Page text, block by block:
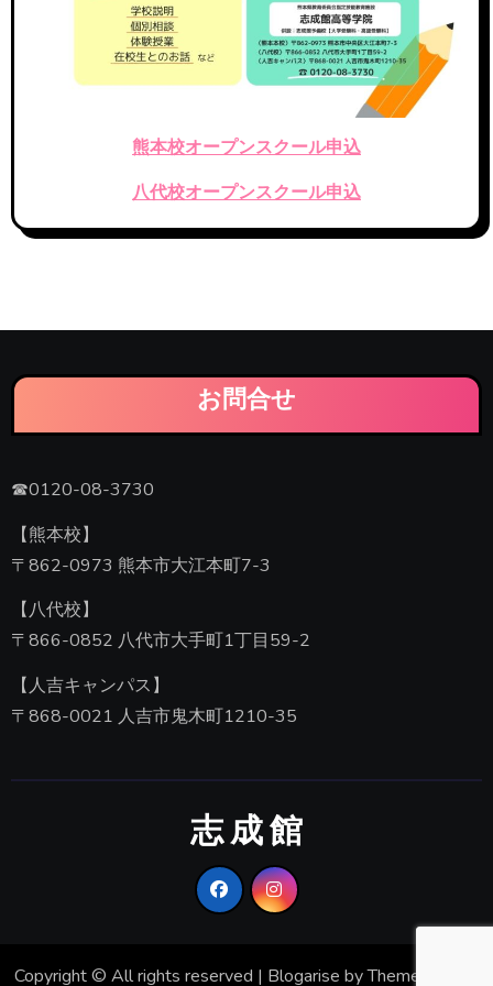
熊本校オープンスクール申込
八代校オープンスクール申込
お問合せ
☎0120-08-3730
【熊本校】
〒862-0973 熊本市大江本町7-3
【八代校】
〒866-0852 八代市大手町1丁目59-2
【人吉キャンパス】
〒868-0021 人吉市鬼木町1210-35
志 成 館
Copyright © All rights reserved | Blogarise byThemeansar